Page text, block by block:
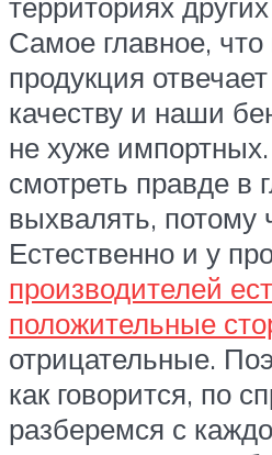
Самое главное,
продукция
качеству и наши
не хуже
смотреть правде в
выхвалять, потому
Естественно и у
производителей
положительные
отрицательные.
как говорится, по
разберемся с